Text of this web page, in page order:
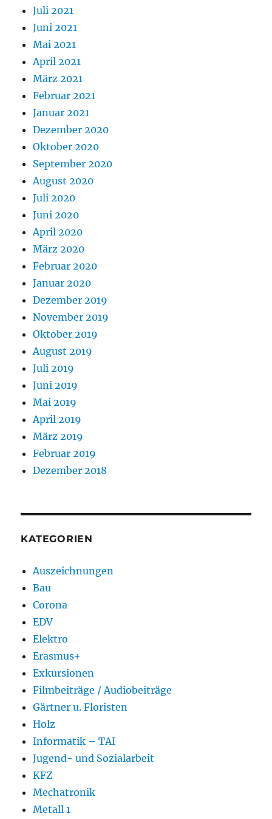
Juli 2021
Juni 2021
Mai 2021
April 2021
März 2021
Februar 2021
Januar 2021
Dezember 2020
Oktober 2020
September 2020
August 2020
Juli 2020
Juni 2020
April 2020
März 2020
Februar 2020
Januar 2020
Dezember 2019
November 2019
Oktober 2019
August 2019
Juli 2019
Juni 2019
Mai 2019
April 2019
März 2019
Februar 2019
Dezember 2018
KATEGORIEN
Auszeichnungen
Bau
Corona
EDV
Elektro
Erasmus+
Exkursionen
Filmbeiträge / Audiobeiträge
Gärtner u. Floristen
Holz
Informatik – TAI
Jugend- und Sozialarbeit
KFZ
Mechatronik
Metall 1